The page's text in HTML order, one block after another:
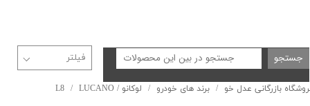
بازرگانی عدل خو برند های خودرو لوکانو / LUCANO L8
جستجو